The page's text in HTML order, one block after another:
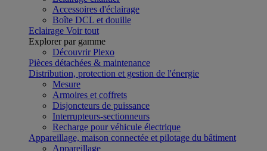
Accessoires d'éclairage
Boîte DCL et douille
Eclairage Voir tout
Explorer par gamme
Découvrir Plexo
Pièces détachées & maintenance
Distribution, protection et gestion de l'énergie
Mesure
Armoires et coffrets
Disjoncteurs de puissance
Interrupteurs-sectionneurs
Recharge pour véhicule électrique
Appareillage, maison connectée et pilotage du bâtiment
Appareillage